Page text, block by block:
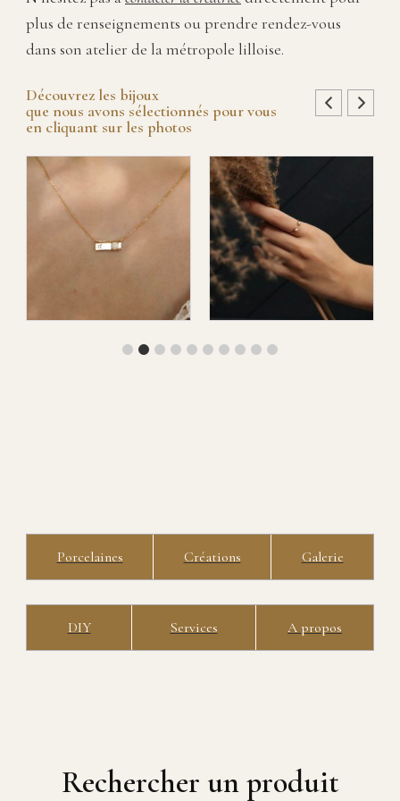
plus de renseignements ou prendre rendez-vous
dans son atelier de la métropole lilloise.
Découvrez les bijoux
que nous avons sélectionnés pour vous
en cliquant sur les photos
Porcelaines Créations Galerie
DIY Services A propos
Rechercher un produit